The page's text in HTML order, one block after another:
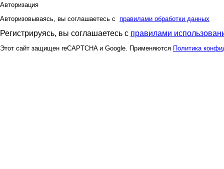
Зла
Авторизация
Авторизовываясь, вы соглашаетесь с правилами обработки данных
Регистрируясь, вы соглашаетесь с правилами
Этот сайт защищен reCAPTCHA и Google. Применяются Политика